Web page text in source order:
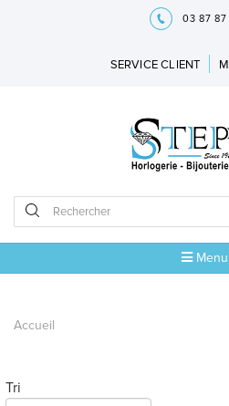
03 87 87
SERVICE CLIENT
Menu
Accueil
Tri